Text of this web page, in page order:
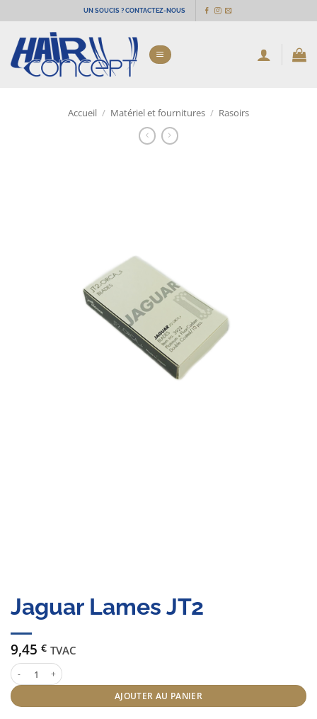
au
contenu
UN SOUCIS ? CONTACTEZ-NOUS
Accueil / Matériel et fournitures / Rasoirs
Jaguar Lames JT2
9,45 € TVAC
quantité de Jaguar Lames JT2
AJOUTER AU PANIER